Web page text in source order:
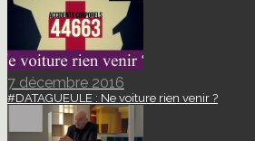
7 décembre 2016
#DATAGUEULE : Ne voiture rien venir ?